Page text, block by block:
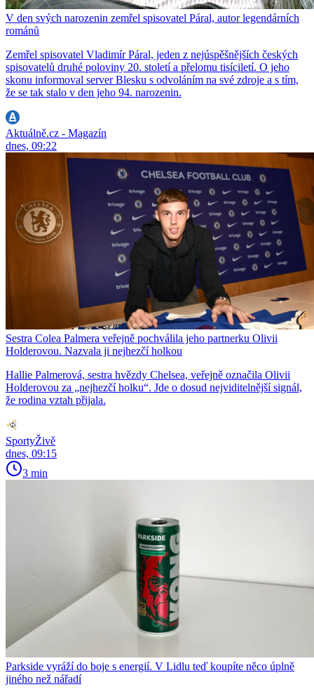
V den svých narozenin zemřel spisovatel Páral, autor legendárních
románů
Zemřel spisovatel Vladimír Páral, jeden z nejúspěšnějších českých
spisovatelů druhé poloviny 20. století a přelomu tisíciletí. O jeho
skonu informoval server Blesku s odvoláním na své zdroje a s tím,
že se tak stalo v den jeho 94. narozenin.
Aktuálně.cz - Magazín
dnes, 09:22
Sestra Colea Palmera veřejně pochválila jeho partnerku Olivii
Holderovou. Nazvala ji nejhezčí holkou
Hallie Palmerová, sestra hvězdy Chelsea, veřejně označila Olivii
Holderovou za „nejhezčí holku“. Jde o dosud nejviditelnější signál,
že rodina vztah přijala.
SportyŽivě
dnes, 09:15
3 min
Parkside vyráží do boje s energií. V Lidlu teď koupíte něco úplně
jiného než nářadí